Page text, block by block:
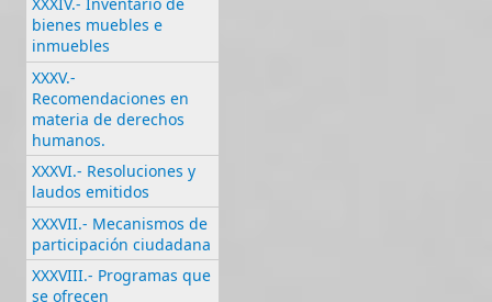
XXXIV.- Inventario de
bienes muebles e
inmuebles
XXXV.-
Recomendaciones en
materia de derechos
humanos.
XXXVI.- Resoluciones y
laudos emitidos
XXXVII.- Mecanismos de
participación ciudadana
XXXVIII.- Programas que
se ofrecen